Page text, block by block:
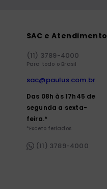
SAC e Atendimento
(11) 3789-4000
Para todo o Brasil
sac@paulus.com.br
Das 08h às 17h45 de
segunda a sexta-
feira.*
*Exceto feriados.
(11) 3789-4000